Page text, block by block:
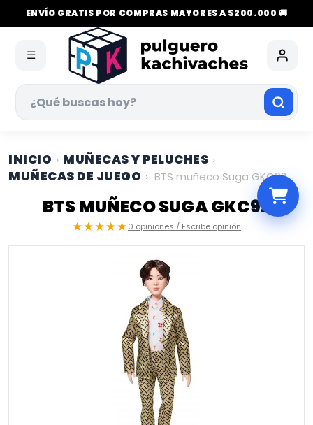
ENVÍO GRATIS POR COMPRAS MAYORES A $200.000 🚚
☰
INICIO › MUÑECAS Y PELUCHES ›
MUÑECAS DE JUEGO › BTS muñeco Suga GKC92
BTS MUÑECO SUGA GKC92
★★★★★0 opiniones / Escribe opinión